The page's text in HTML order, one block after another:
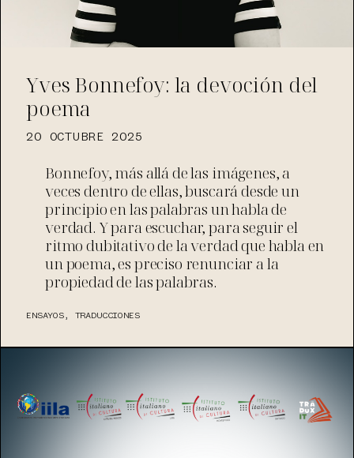
Yves Bonnefoy: la devoción del
poema
20 OCTUBRE 2025
Bonnefoy, más allá de las imágenes, a
veces dentro de ellas, buscará desde un
principio en las palabras un habla de
verdad. Y para escuchar, para seguir el
ritmo dubitativo de la verdad que habla en
un poema, es preciso renunciar a la
propiedad de las palabras.
ENSAYOS, TRADUCCIONES